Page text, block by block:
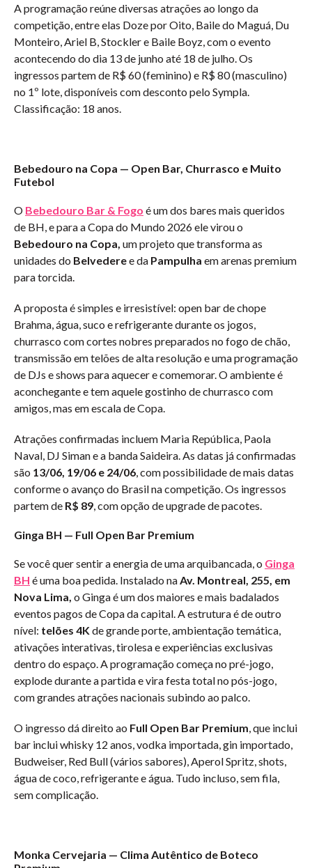
A programação reúne diversas atrações ao longo da
competição, entre elas Doze por Oito, Baile do Maguá, Du
Monteiro, Ariel B, Stockler e Baile Boyz, com o evento
acontecendo do dia 13 de junho até 18 de julho. Os
ingressos partem de R$ 60 (feminino) e R$ 80 (masculino)
no 1º lote, disponíveis com desconto pelo Sympla.
Classificação: 18 anos.
Bebedouro na Copa — Open Bar, Churrasco e Muito
Futebol
O Bebedouro Bar & Fogo é um dos bares mais queridos
de BH, e para a Copa do Mundo 2026 ele virou o
Bebedouro na Copa, um projeto que transforma as
unidades do Belvederee da Pampulha em arenas premium
para torcida.
A proposta é simples e irresistível: open bar de chope
Brahma, água, suco e refrigerante durante os jogos,
churrasco com cortes nobres preparados no fogo de chão,
transmissão em telões de alta resolução e uma programação
de DJs e shows para aquecer e comemorar. O ambiente é
aconchegante e tem aquele gostinho de churrasco com
amigos, mas em escala de Copa.
Atrações confirmadas incluem Maria República, Paola
Naval, DJ Siman e a banda Saideira. As datas já confirmadas
são 13/06, 19/06 e 24/06 , com possibilidade de mais datas
conforme o avanço do Brasil na competição. Os ingressos
partem de R$ 89 , com opção de upgrade de pacotes.
Ginga BH — Full Open Bar Premium
Se você quer sentir a energia de uma arquibancada, o Ginga
BH é uma boa pedida. Instalado na Av. Montreal, 255, em
Nova Lima, o Ginga é um dos maiores e mais badalados
eventos pagos de Copa da capital. A estrutura é de outro
nível: telões 4Kde grande porte, ambientação temática,
ativações interativas, tirolesa e experiências exclusivas
dentro do espaço. A programação começa no pré-jogo,
explode durante a partida e vira festa total no pós-jogo,
com grandes atrações nacionais subindo ao palco.
O ingresso dá direito ao Full Open Bar Premium , que inclui
bar inclui whisky 12 anos, vodka importada, gin importado,
Budweiser, Red Bull (vários sabores), Aperol Spritz, shots,
água de coco, refrigerante e água. Tudo incluso, sem fila,
sem complicação.
Monka Cervejaria — Clima Autêntico de Boteco